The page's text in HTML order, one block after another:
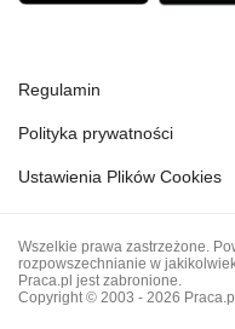
Regulamin
Polityka prywatności
Ustawienia Plików Cookies
Wszelkie prawa zastrzeżone.
rozpowszechnianie w
Praca.pl jest zabronione.
Copyright © 2003 - 2026